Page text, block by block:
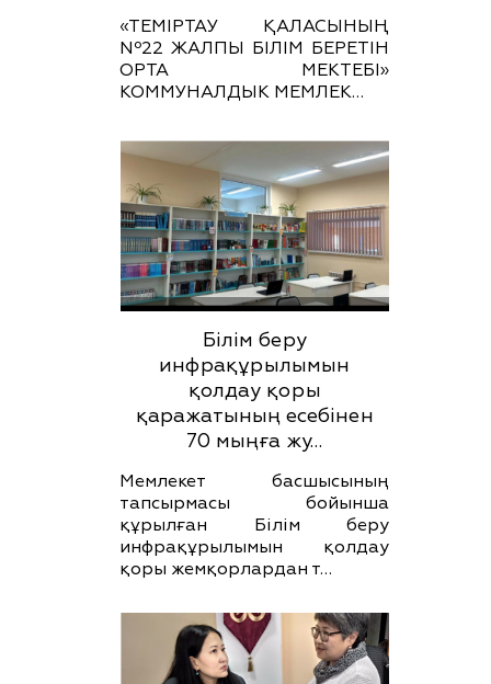
«ТЕМІРТАУ ҚАЛАСЫНЫҢ
Nº22 ЖАЛПЫ БІЛІМ БЕРЕТІН
ОРТА МЕКТЕБІ»
КОММУНАЛДЫК МЕМЛЕК…
Білім беру
инфрақұрылымын
қолдау қоры
қаражатының есебінен
70 мыңға жу…
Мемлекет басшысының
тапсырмасы бойынша
құрылған Білім беру
инфрақұрылымын қолдау
қоры жемқорлардан т…